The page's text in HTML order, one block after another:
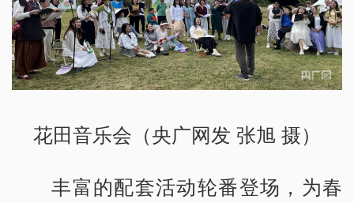
花田音乐会（央广网发 张旭 摄）
丰富的配套活动轮番登场，为春